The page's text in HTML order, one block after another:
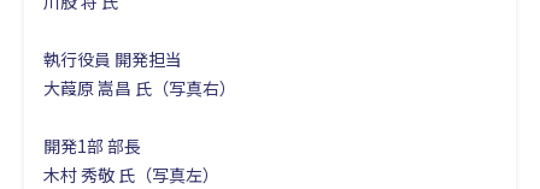
執行役員 開発担当
大葭原 嵩昌 氏（写真右）
開発1部 部長
木村 秀敬 氏（写真左）